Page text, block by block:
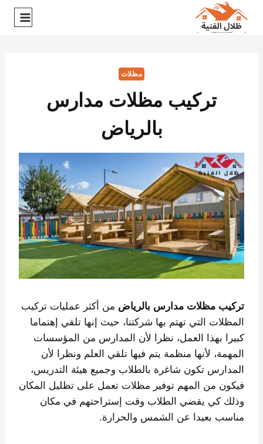
مظلات
تركيب مظلات مدارس
بالرياض
تركيب مظلات مدارس بالرياض من أكثر عمليات تركيب
المظلات التي تهتم بها شركتنا، حيث إنها تلقي إهتماما
كبيرا بهذا العمل، نظرا لأن المدارس من المؤسسات
المهمة، لأنها منظمة يتم فيها تلقي العلم ونظرا لأن
المدارس تكون شاغرة بالطلاب وجميع هيئة التدريس،
فيكون من المهم توفير مظلات تعمل على تظليل المكان
وذلك كي يقضي الطلاب وقت إستراحتهم في مكان
مناسب بعيدا عن الشمس والحرارة.